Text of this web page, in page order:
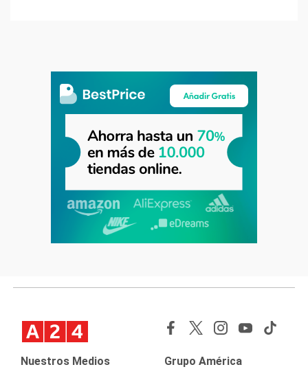
Nuestros Medios Grupo América